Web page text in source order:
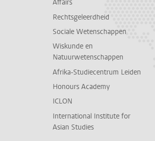
Affairs
Rechtsgeleerdheid
Sociale Wetenschappen
Wiskunde en
Natuurwetenschappen
Afrika-Studiecentrum Leiden
Honours Academy
ICLON
International Institute for
Asian Studies